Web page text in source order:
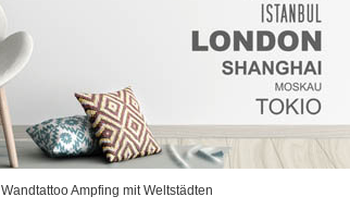
Wandtattoo Ampfing mit Weltstädten